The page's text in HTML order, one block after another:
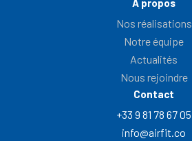
À propos
Nos réalisations
Notre équipe
Actualités
Nous rejoindre
Contact
+33 9 81 78 67 05
info@airfit.co